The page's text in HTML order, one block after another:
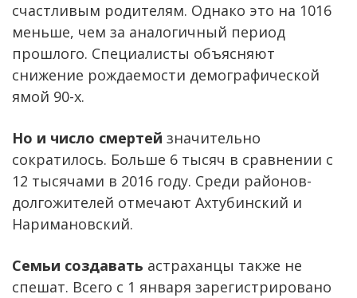
счастливым родителям. Однако это на 1016
меньше, чем за аналогичный период
прошлого. Специалисты объясняют
снижение рождаемости демографической
ямой 90-х.
Но и число смертей значительно
сократилось. Больше 6 тысяч в сравнении с
12 тысячами в 2016 году. Среди районов-
долгожителей отмечают Ахтубинский и
Наримановский.
Семьи создавать астраханцы также не
спешат. Всего с 1 января зарегистрировано